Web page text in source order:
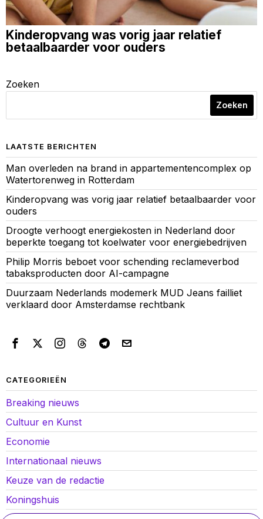
Kinderopvang was vorig jaar relatief
betaalbaarder voor ouders
Zoeken
Zoeken
LAATSTE BERICHTEN
Man overleden na brand in appartementencomplex op
Watertorenweg in Rotterdam
Kinderopvang was vorig jaar relatief betaalbaarder voor
ouders
Droogte verhoogt energiekosten in Nederland door
beperkte toegang tot koelwater voor energiebedrijven
Philip Morris beboet voor schending reclameverbod
tabaksproducten door AI-campagne
Duurzaam Nederlands modemerk MUD Jeans failliet
verklaard door Amsterdamse rechtbank
CATEGORIEËN
Breaking nieuws
Cultuur en Kunst
Economie
Internationaal nieuws
Keuze van de redactie
Koningshuis